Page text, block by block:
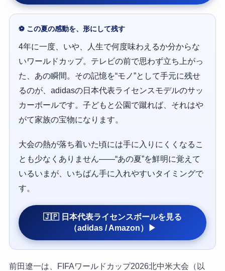
⚽ この夏の感動を、形にして残す
4年に一度、いや、人生で何度味わえるか分からな
いワールドカップ。テレビの前で思わず立ち上がっ
た、あの瞬間。その記憶を“モノ”として手元に残せ
るのが、adidasの日本代表ライセンスモデルのサッ
カーボールです。子どもと公園で蹴れば、それはや
がて家族の宝物になります。
大会の熱が落ち着いた頃には手に入りにくくなるこ
とも少なくありません——“あの夏”を鮮明に覚えて
いるいまが、いちばん手に入れやすいタイミングで
す。
🇯🇵 日本代表ライセンスボールを見る
（adidas / Amazon）▶
前田遼一は、FIFAワールドカップ2026北中米大会（以